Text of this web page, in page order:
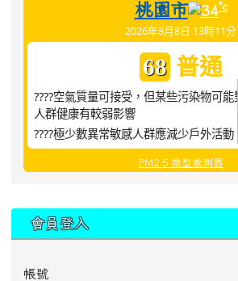
桃園市 34°c
2026年8月8日 13時11分
68 普通
????空氣質量可接受，但某些污染物可
人群健康有較弱影響
????極少數異常敏感人群應減少戶外活動
PM2.5 微型感測器
會員登入
帳號